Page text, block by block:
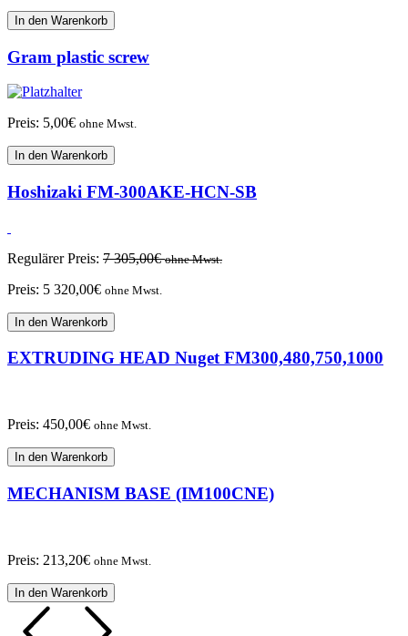
In den Warenkorb
Gram plastic screw
Preis: 5,00€ ohne Mwst.
In den Warenkorb
Hoshizaki FM-300AKE-HCN-SB
Regulärer Preis: 7 305,00€ ohne Mwst.
Preis: 5 320,00€ ohne Mwst.
In den Warenkorb
EXTRUDING HEAD Nuget FM300,480,750,1000
Preis: 450,00€ ohne Mwst.
In den Warenkorb
MECHANISM BASE (IM100CNE)
Preis: 213,20€ ohne Mwst.
In den Warenkorb